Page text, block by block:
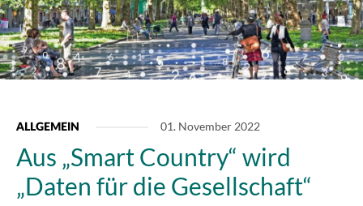
ALLGEMEIN 01. November 2022
Aus „Smart Country“ wird
„Daten für die Gesellschaft“